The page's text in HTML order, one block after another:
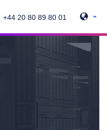
+44 20 80 89 80 01